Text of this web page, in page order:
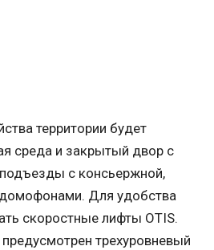
территории будет
среда и закрытый двор с
с консьержной,
Для удобства
скоростные лифты OTIS.
трехуровневый